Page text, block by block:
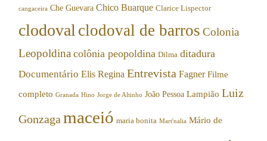
cangaceira Che Guevara Chico Buarque Clarice Lispector
clodovalclodoval de barros Colonia
Leopoldina colônia peopoldina Dilma ditadura
Documentário Elis Regina Entrevista Fagner Filme
completo Granada Hino Jorge de Altinho João Pessoa Lampião Luiz
Gonzaga maceió maria bonita Mart'nalia Mário de